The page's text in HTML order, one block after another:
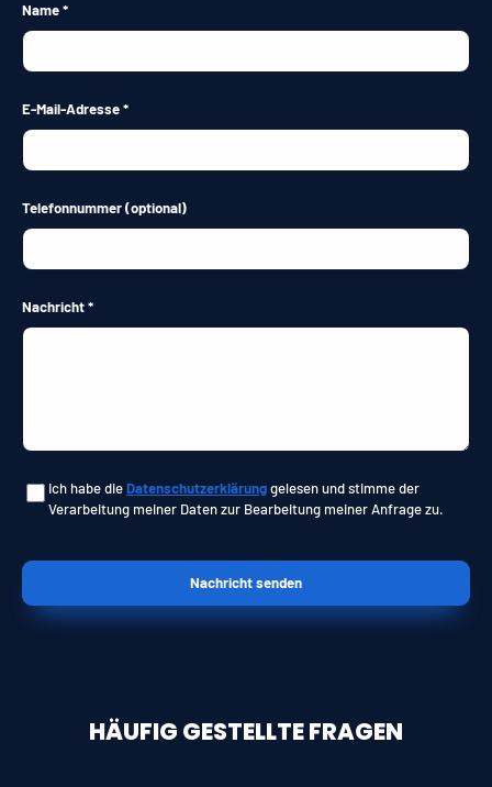
Name
E-Mail-Adresse
Telefonnummer(optional)
Nachricht
Ich habe dieDatenschutzerklärunggelesen und stimme der
Verarbeitung meiner Daten zur Bearbeitung meiner Anfrage zu.
Nachricht senden
HÄUFIG GESTELLTE FRAGEN